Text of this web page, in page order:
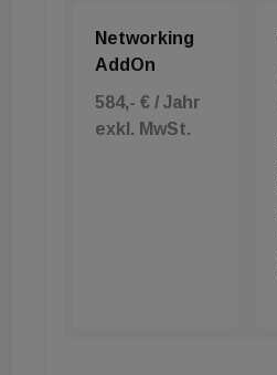
Networking
AddOn
584,- € / Jahr
exkl. MwSt.